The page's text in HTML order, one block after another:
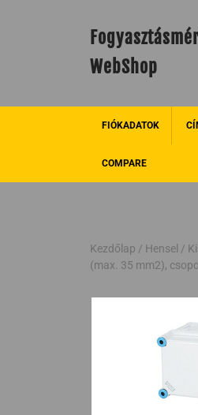
WebShop
FIÓKADATOK
COMPARE
Kezdőlap / Hensel /
(max. 35 mm2),